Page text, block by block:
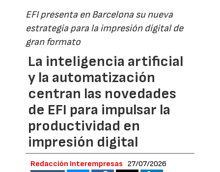
EFI presenta en Barcelona su nueva
estrategia para la impresión digital de
gran formato
La inteligencia artificial
y la automatización
centran las novedades
de EFI para impulsar la
productividad en
impresión digital
Redacción Interempresas 27/07/2026